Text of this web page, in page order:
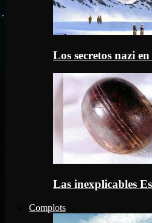
Los secretos nazi
Las inexplicables
Complots